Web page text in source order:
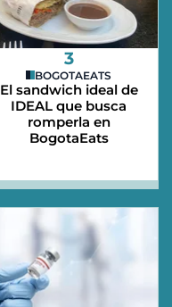
3
BOGOTAEATS
El sandwich ideal de
IDEAL que busca
romperla en
BogotaEats